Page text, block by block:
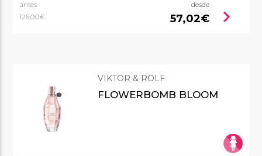
antes
126,00€
desde
57,02€ chevron_right
VIKTOR & ROLF
FLOWERBOMB BLOOM